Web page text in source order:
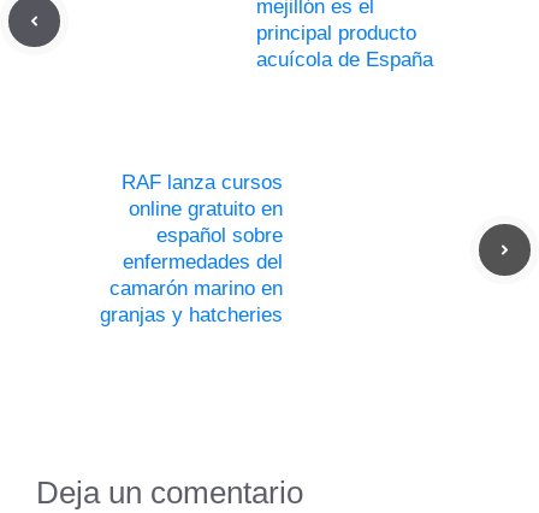
mejillón es el
principal producto
acuícola de España
RAF lanza cursos
online gratuito en
español sobre
enfermedades del
camarón marino en
granjas y hatcheries
Deja un comentario